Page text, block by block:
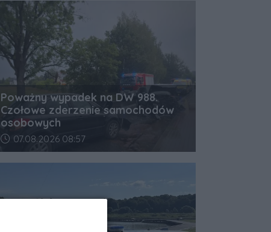
Poważny wypadek na DW 988.
Czołowe zderzenie samochodów
osobowych
Data dodania artykułu:
07.08.2026 08:57